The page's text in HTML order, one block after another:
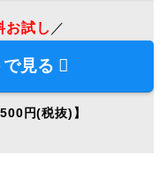
お試し ／
見る
円(税抜)】